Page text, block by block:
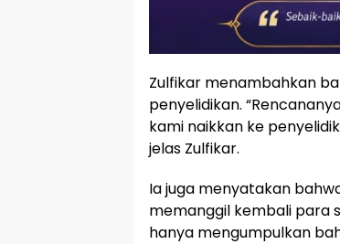
Zulfikar menambahkan
penyelidikan.
kami naikkan ke
jelas Zulfikar.
Ia juga menyatakan
memanggil kembali para
hanya mengumpulkan